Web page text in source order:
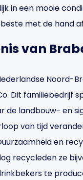
in een mooie
met de hand
van
Dit familiebedrijf
landbouw- en
van tijd
en
recycleden ze
te